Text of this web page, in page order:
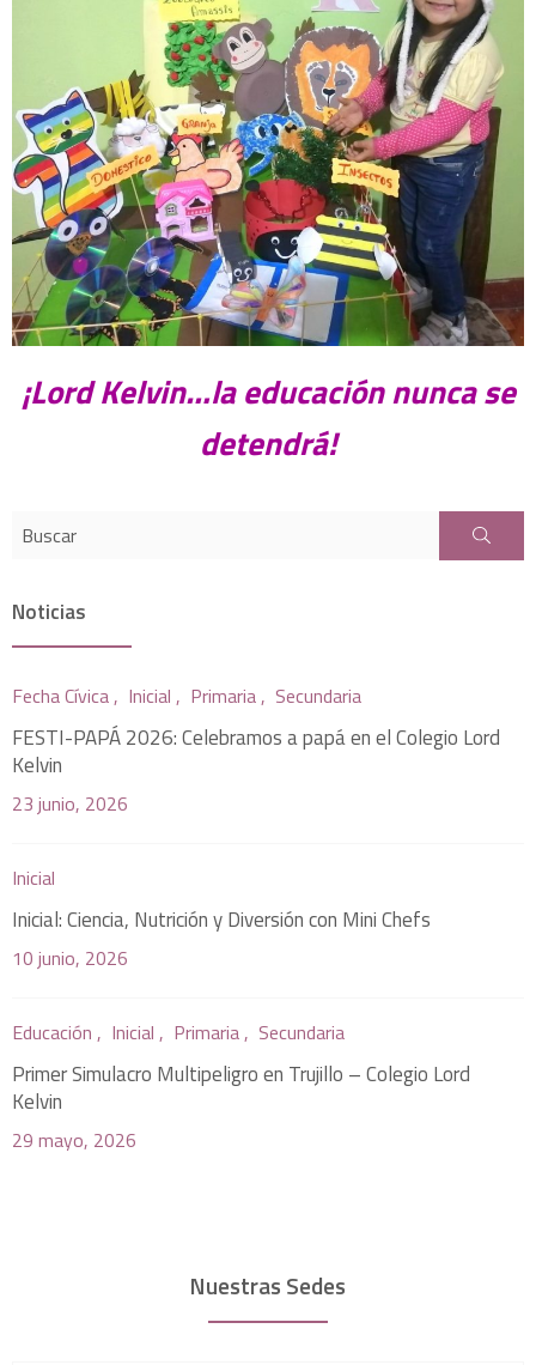
¡Lord Kelvin…la educación nunca se
detendrá!
Noticias
Fecha Cívica , Inicial , Primaria , Secundaria
FESTI-PAPÁ 2026: Celebramos a papá en el Colegio Lord
Kelvin
23 junio, 2026
Inicial
Inicial: Ciencia, Nutrición y Diversión con Mini Chefs
10 junio, 2026
Educación , Inicial , Primaria , Secundaria
Primer Simulacro Multipeligro en Trujillo – Colegio Lord
Kelvin
29 mayo, 2026
Nuestras Sedes